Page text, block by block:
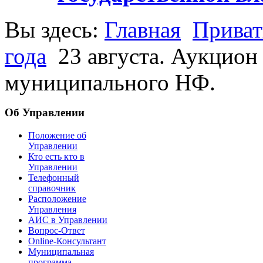
Вы здесь: Главная
года 23 августа.
муниципального НФ.
Об Управлении
Положение об
Управлении
Кто есть кто в
Управлении
Телефонный
справочник
Расположение
Управления
АИС в Управлении
Вопрос-Ответ
Online-Консультант
Муниципальная